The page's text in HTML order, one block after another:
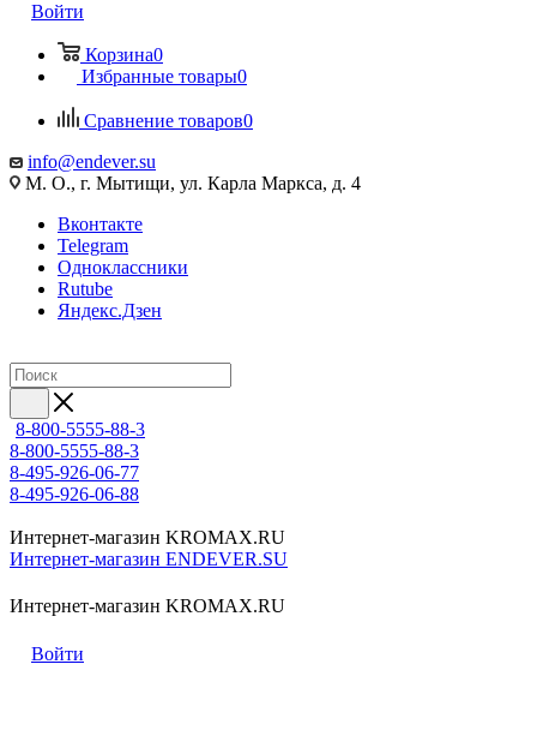
Войти
Корзина0
Избранные товары0
Сравнение товаров0
info@endever.su
М. О., г. Мытищи, ул. Карла Маркса, д. 4
Вконтакте
Telegram
Одноклассники
Rutube
Яндекс.Дзен
8-800-5555-88-3
8-800-5555-88-3
8-495-926-06-77
8-495-926-06-88
Интернет-магазин KROMAX.RU
Интернет-магазин ENDEVER.SU
Интернет-магазин KROMAX.RU
Войти